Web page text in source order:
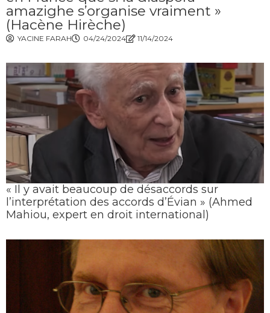
amazighe s’organise vraiment »
(Hacène Hirèche)
YACINE FARAH 04/24/2024 11/14/2024
« Il y avait beaucoup de désaccords sur
l’interprétation des accords d’Évian » (Ahmed
Mahiou, expert en droit international)